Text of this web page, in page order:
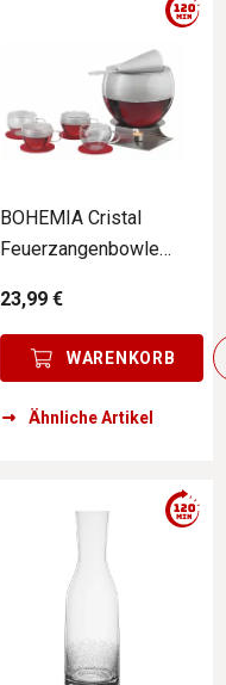
BOHEMIA Cristal
Feuerzangenbowle
23,99 €
WARENKORB
Ähnliche Artikel